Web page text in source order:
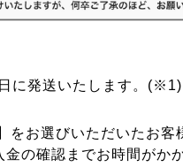
に発送いたします。(※1)
お選びいただいたお客
の確認までお時間がか